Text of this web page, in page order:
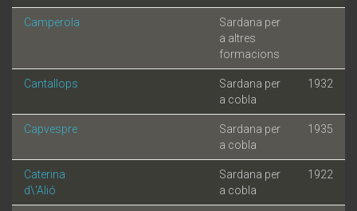
Camperola
Sardana per
a altres
formacions
Cantallops
Sardana per
a cobla
1932
Capvespre
Sardana per
a cobla
1935
Caterina
d\'Alió
Sardana per
a cobla
1922